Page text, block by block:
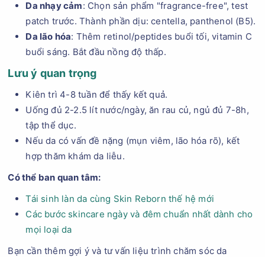
Da nhạy cảm: Chọn sản phẩm "fragrance-free", test
patch trước. Thành phần dịu: centella, panthenol (B5).
Da lão hóa: Thêm retinol/peptides buổi tối, vitamin C
buổi sáng. Bắt đầu nồng độ thấp.
Lưu ý quan trọng
Kiên trì 4-8 tuần để thấy kết quả.
Uống đủ 2-2.5 lít nước/ngày, ăn rau củ, ngủ đủ 7-8h,
tập thể dục.
Nếu da có vấn đề nặng (mụn viêm, lão hóa rõ), kết
hợp thăm khám da liễu.
Có thể ban quan tâm:
Tái sinh làn da cùng Skin Reborn thế hệ mới
Các bước skincare ngày và đêm chuẩn nhất dành cho
mọi loại da
Bạn cần thêm gợi ý và tư vấn liệu trình chăm sóc da